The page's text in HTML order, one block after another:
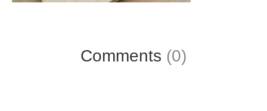
Comments (0)